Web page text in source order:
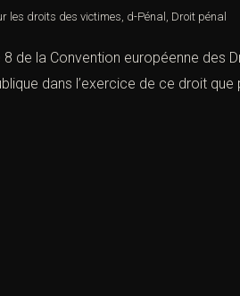
les droits des victimes, d-Pénal , Droit pénal
de la Convention européenne des
dans l’exercice de ce droit